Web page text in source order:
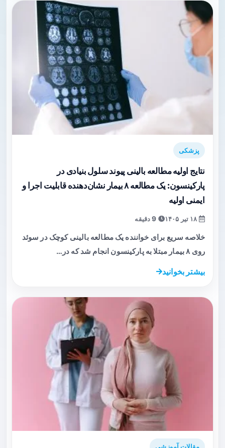
پزشکی
نتایج اولیه مطالعه بالینی پیوند سلول بنیادی در
پارکینسون: یک مطالعه ۸ بیمار نشان‌دهنده قابلیت اجرا و
ایمنی اولیه
خلاصه سریع برای خواننده یک مطالعه بالینی کوچک در سوئد
روی ۸ بیمار مبتلا به پارکینسون انجام شد که در…
بیشتر بخوانید